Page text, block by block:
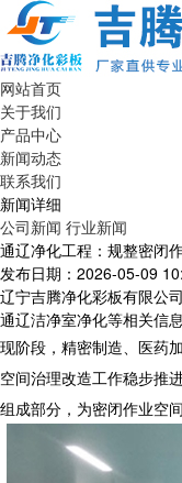
网站首页
关于我们
产品中心
新闻动态
联系我们
新闻详细
公司新闻 行业新闻
通辽净化工程：规整密闭
发布日期：2026-05-09
辽宁吉腾净化彩板有限公
通辽洁净室净化等相关信
现阶段，精密制造、医药
空间治理改造工作稳步推进
组成部分，为密闭作业空